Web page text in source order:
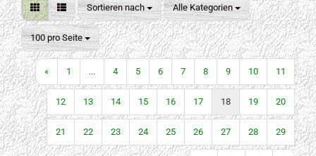
Sortieren nach
Sortieren nach Alle Kategorien
100 pro Seite
pro Seite
« 1 ... 4 5 6 7 8 9 10 11
12 13 14 15 16 17 18 19 20
21 22 23 24 25 26 27 28 29